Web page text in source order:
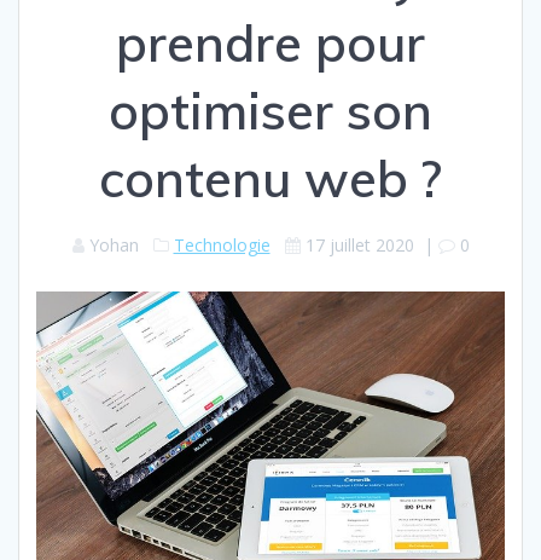
prendre pour
optimiser son
contenu web ?
Yohan Technologie 17 juillet 2020 | 0